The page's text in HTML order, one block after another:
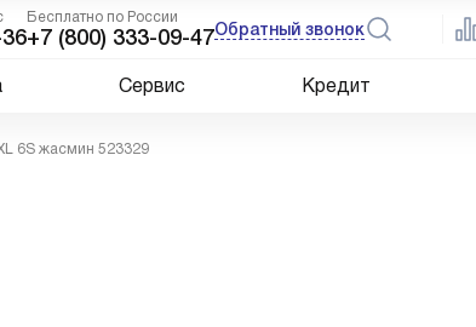
Бесплатно по России
+7 (800) 333-09-47Обратный звонок
Сервис Кредит
6S жасмин 523329